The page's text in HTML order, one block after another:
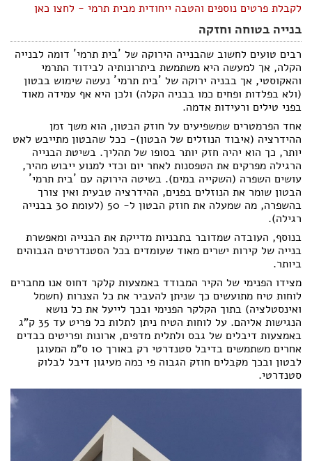
לקבלת פרטים נוספים והטבה ייחודית מבית תרמי - לחצו כאן
בנייה בטוחה וחזקה
רבים טועים לחשוב שהבנייה הירוקה של ´בית תרמי´ דומה לבנייה
הקלה, אך למעשה היא משתמשת ביתרונותיה לבידוד התרמי
והאקוסטי, אך בבניה ירוקה של ´בית תרמי´ נעשה שימוש בבטון
(ולא בפלדות ופחים כמו בבניה הקלה) ולכן היא אף עמידה מאוד
בפני טילים ורעידות אדמה.
אחד הפרמטרים שמשפיעים על חוזק הבטון, הוא משך זמן
ההידרציה (איבוד הנוזלים של הבטון)- ככל שהבטון מתייבש לאט
יותר, כך הוא יהיה חזק יותר בסופו של תהליך. בשיטת הבנייה
הרגילה מפרקים את הטפסנות לאחר יום וכדי למנוע ייבוש מהיר,
עושים השפרה (השקייה במים). בשיטה הירוקה עם ´בית תרמי´
הבטון שומר את הנוזלים בפנים, ההידרציה טבעית ואין צורך
בהשפרה, מה שמעלה את חוזק הבטון ל- 50 (לעומת 30 בבנייה
רגילה).
בנוסף, העובדה שמדובר בתבניות מדייקת את הבנייה ומאפשרת
בנייה של קירות ישרים מאוד שעומדים בכל הסטנדרטים הגבוהים
ביותר.
מצידו הפנימי של הקיר המבודד באמצעות קלקר דחוס אנו מחברים
לוחות טיח מתועשים כך שניתן להעביר את כל הצנרות (חשמל
ואינסטלציה) בתוך הקלקר הפנימי ובכך לייעל את כל נושא
הנגישות אליהם. על לוחות הטיח ניתן לתלות כל פריט עד 35 ק"ג
באמצעות דיבלים של גבס ולתלית מדפים, ארונות ופריטים כבדים
אחרים משתמשים בדיבל סטנדרטי רק באורך 10 ס"מ המעוגן
לבטון ובכך מקבלים חוזק הגבוה פי כמה מעיגון דיבל לבלוק
סטנדרטי.